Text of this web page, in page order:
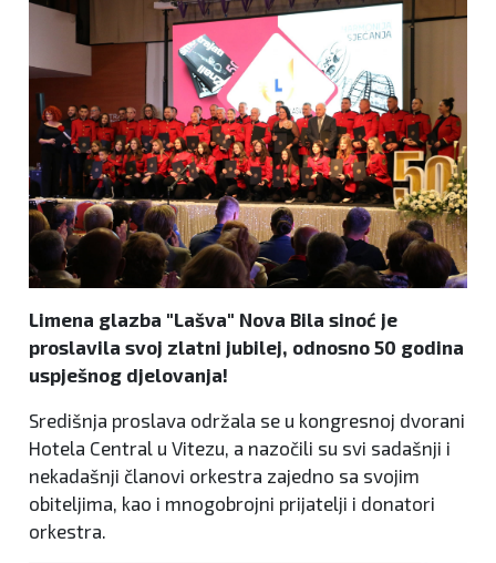
Politika
Zanimljivosti
Limena glazba "Lašva" Nova Bila sinoć je
proslavila svoj zlatni jubilej, odnosno 50 godina
uspješnog djelovanja!
Središnja proslava održala se u kongresnoj dvorani
Hotela Central u Vitezu, a nazočili su svi sadašnji i
nekadašnji članovi orkestra zajedno sa svojim
obiteljima, kao i mnogobrojni prijatelji i donatori
orkestra.